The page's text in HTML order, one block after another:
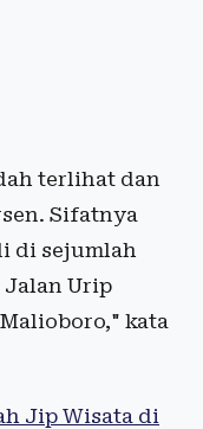
terlihat dan
Sifatnya
di sejumlah
Jalan Urip
kata
Jip Wisata di